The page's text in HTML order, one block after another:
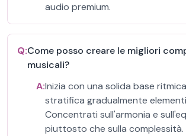
audio premium.
Q:Come posso creare le migliori
musicali?
A:Inizia con una solida base
stratifica gradualmente
Concentrati sull'armonia e
piuttosto che sulla complessità.